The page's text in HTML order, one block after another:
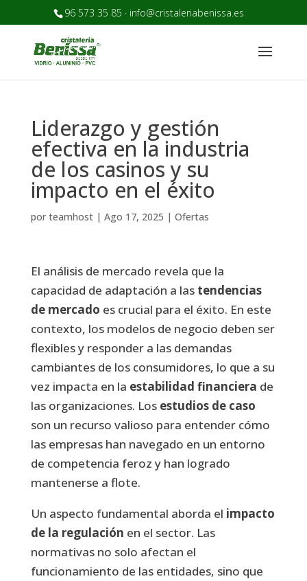
96 573 35 85 · info@cristaleriabenissa.es
Liderazgo y gestión
efectiva en la industria
de los casinos y su
impacto en el éxito
por teamhost| Ago 17, 2025 | Ofertas
El análisis de mercado revela que la
capacidad de adaptación a las tendencias
de mercado es crucial para el éxito. En este
contexto, los modelos de negocio deben ser
flexibles y responder a las demandas
cambiantes de los consumidores, lo que a su
vez impacta en la estabilidad financiera de
las organizaciones. Los estudios de caso
son un recurso valioso para entender cómo
las empresas han navegado en un entorno
de competencia feroz y han logrado
mantenerse a flote.
Un aspecto fundamental aborda el impacto
de la regulación en el sector. Las
normativas no solo afectan el
funcionamiento de las entidades, sino que